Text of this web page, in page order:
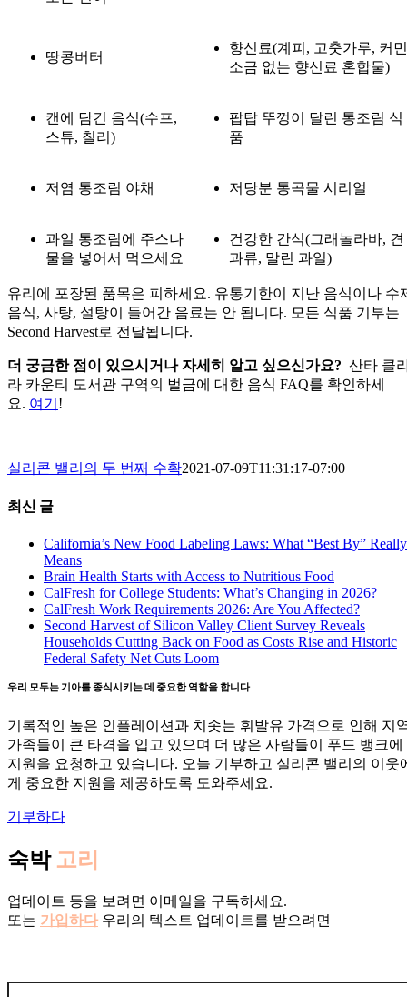
땅콩버터
향신료(계피, 고춧가루, 커
소금 없는 향신료 혼합물)
캔에 담긴 음식(수프,
스튜, 칠리)
팝탑 뚜껑이 달린 통조림 식
품
저염 통조림 야채 저당분 통곡물 시리얼
과일 통조림에 주스나
물을 넣어서 먹으세요
건강한 간식(그래놀라바, 견
과류, 말린 과일)
유리에 포장된 품목은 피하세요. 유통기한이 지난 음식이나 수
음식, 사탕, 설탕이 들어간 음료는 안 됩니다. 모든 식품 기부는
Second Harvest로 전달됩니다.
더 궁금한 점이 있으시거나 자세히 알고 싶으신가요? 산타 클
라 카운티 도서관 구역의 벌금에 대한 음식 FAQ를 확인하세
요. 여기 !
실리콘 밸리의 두 번째 수확2021-07-09T11:31:17-07:00
최신 글
California’s New Food Labeling Laws: What “Best By” Really
Means
Brain Health Starts with Access to Nutritious Food
CalFresh for College Students: What’s Changing in 2026?
CalFresh Work Requirements 2026: Are You Affected?
Second Harvest of Silicon Valley Client Survey Reveals
Households Cutting Back on Food as Costs Rise and Historic
Federal Safety Net Cuts Loom
우리 모두는 기아를 종식시키는 데 중요한 역할을 합니다
기록적인 높은 인플레이션과 치솟는 휘발유 가격으로 인해 지
가족들이 큰 타격을 입고 있으며 더 많은 사람들이 푸드 뱅크에
지원을 요청하고 있습니다. 오늘 기부하고 실리콘 밸리의 이웃
게 중요한 지원을 제공하도록 도와주세요.
기부하다
숙박 고리
업데이트 등을 보려면 이메일을 구독하세요.
또는 가입하다우리의 텍스트 업데이트를 받으려면